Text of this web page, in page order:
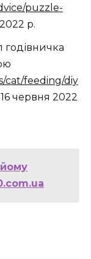
puzzle-
р.
годівничка
cat/feeding/diy
червня 2022